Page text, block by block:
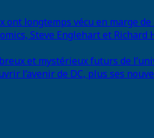
longtemps vécu en marge de
Steve Englehart et
et mystérieux futurs de
l’avenir de DC, plus ses